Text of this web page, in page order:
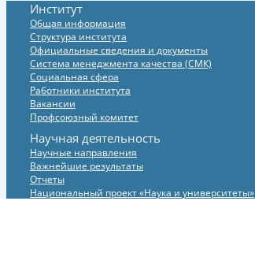
Институт
Общая информация
Структура института
Официальные сведения и документы
Система менеджмента качества (СМК)
Социальная сфера
Работники института
Вакансии
Профсоюзный комитет
Научная деятельность
Научные направления
Важнейшие результаты
Отчеты
Национальный проект «Наука и университеты»